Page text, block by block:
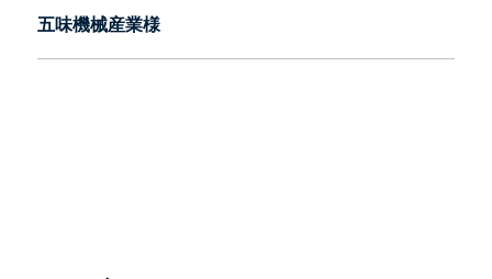
五味機械産業様